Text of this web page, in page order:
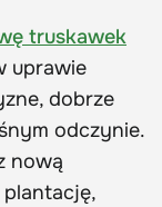
truskawek
uprawie
dobrze
odczynie.
nową